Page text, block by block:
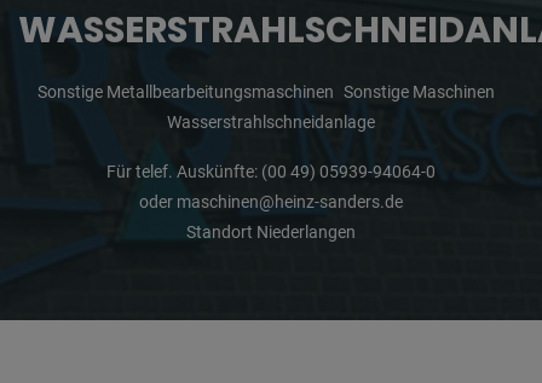
Sonstige Metallbearbeitungsmaschinen Sonstige Maschinen
Wasserstrahlschneidanlage
Für telef. Auskünfte: (00 49) 05939-94064-0
oder maschinen@heinz-sanders.de
Standort Niederlangen